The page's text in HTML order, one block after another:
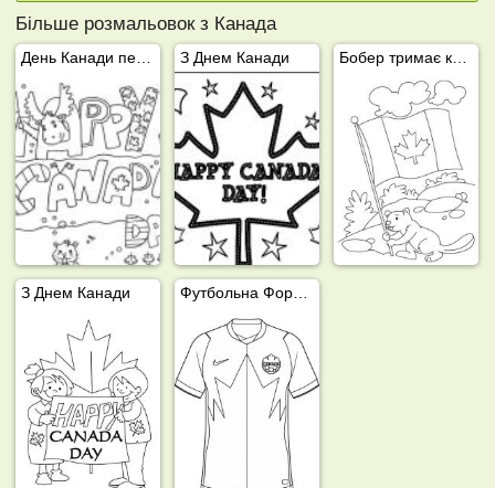
Більше розмальовок з Канада
З Днем Канади
З Днем Канади